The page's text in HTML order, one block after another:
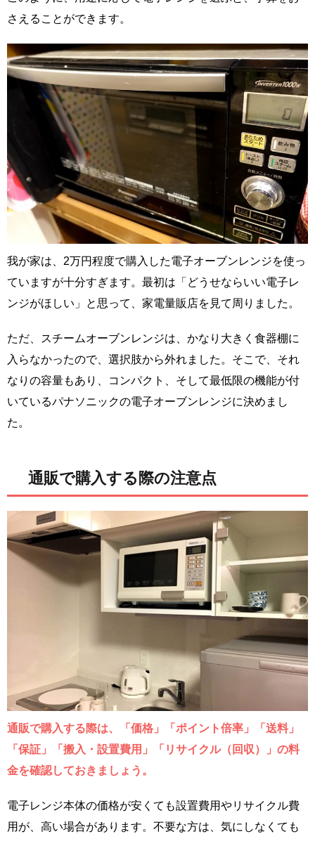
さえることができます。
我が家は、2万円程度で購入した電子オーブンレンジを使っ
ていますが十分すぎます。最初は「どうせならいい電子レ
ンジがほしい」と思って、家電量販店を見て周りました。
ただ、スチームオーブンレンジは、かなり大きく食器棚に
入らなかったので、選択肢から外れました。そこで、それ
なりの容量もあり、コンパクト、そして最低限の機能が付
いているパナソニックの電子オーブンレンジに決めまし
た。
通販で購入する際の注意点
通販で購入する際は、「価格」「ポイント倍率」「送料」
「保証」「搬入・設置費用」「リサイクル（回収）」の料
金を確認しておきましょう。
電子レンジ本体の価格が安くても設置費用やリサイクル費
用が、高い場合があります。不要な方は、気にしなくても